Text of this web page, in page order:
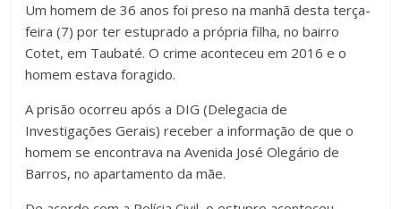
Um homem de 36 anos foi preso na manhã desta terça-
feira (7) por ter estuprado a própria filha, no bairro
Cotet, em Taubaté. O crime aconteceu em 2016 e o
homem estava foragido.
A prisão ocorreu após a DIG (Delegacia de
Investigações Gerais) receber a informação de que o
homem se encontrava na Avenida José Olegário de
Barros, no apartamento da mãe.